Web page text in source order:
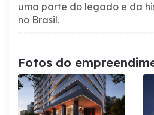
uma parte do legado e da
no Brasil.
Fotos do